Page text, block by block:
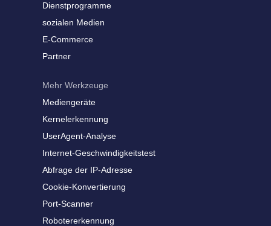
Dienstprogramme
sozialen Medien
E-Commerce
Partner
Mehr Werkzeuge
Mediengeräte
Kernelerkennung
UserAgent-Analyse
Internet-Geschwindigkeitstest
Abfrage der IP-Adresse
Cookie-Konvertierung
Port-Scanner
Robotererkennung